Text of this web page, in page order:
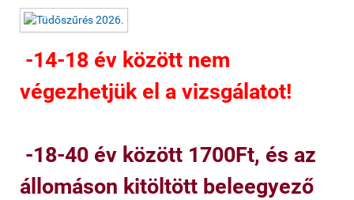
-14-18 év között nem
végezhetjük el a vizsgálatot!
-18-40 év között 1700Ft, és az
állomáson kitöltött beleegyező